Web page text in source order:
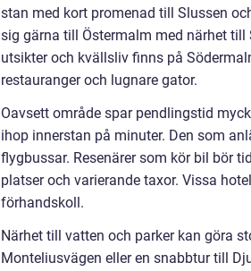
stan med kort promenad till Slussen
sig gärna till Östermalm med närhet till
utsikter och kvällsliv finns på
restauranger och lugnare gator.
Oavsett område spar pendlingstid
ihop innerstan på minuter. Den som
flygbussar. Resenärer som kör bil bör
platser och varierande taxor. Vissa
förhandskoll.
Närhet till vatten och parker kan göra
Monteliusvägen eller en snabbtur till